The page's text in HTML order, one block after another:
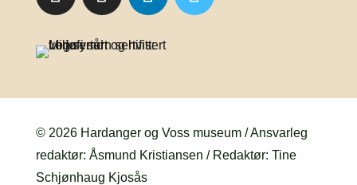
© 2026 Hardanger og Voss museum / Ansvarleg
redaktør: Åsmund Kristiansen / Redaktør: Tine
Schjønhaug Kjosås